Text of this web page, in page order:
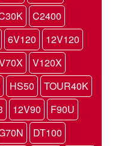
C2400
6V120
12V120
V120X
HS50
TOUR40K
12V90
F90U
DT100